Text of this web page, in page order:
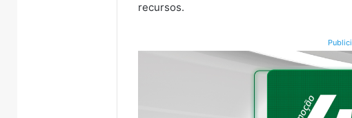
recursos.